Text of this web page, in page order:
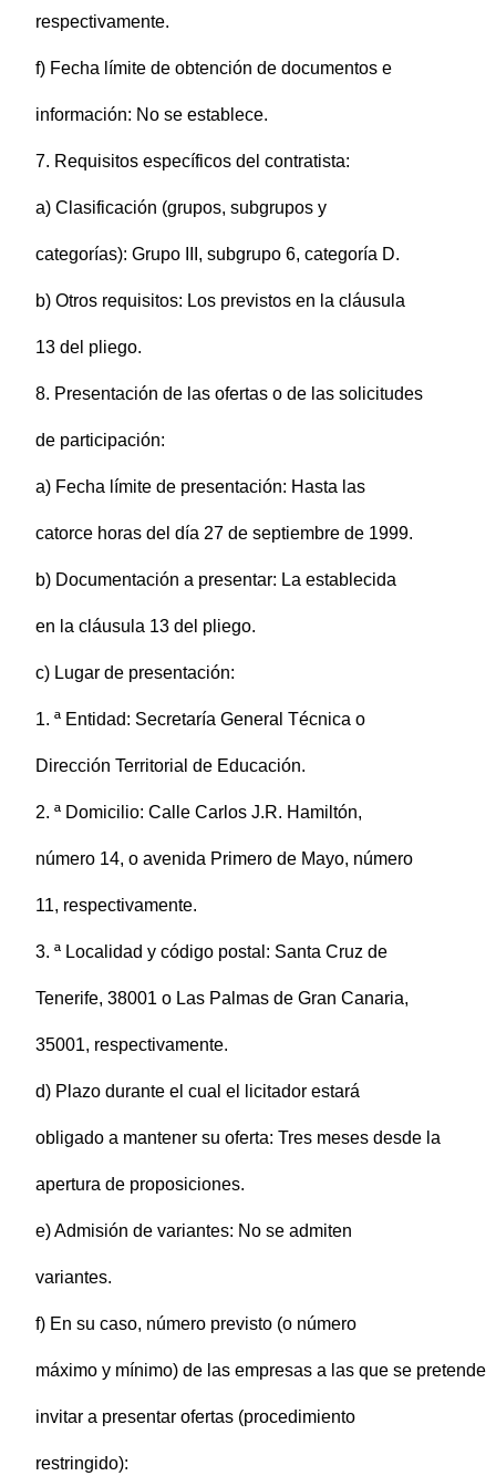
respectivamente.
f) Fecha límite de obtención de documentos e
información: No se establece.
7. Requisitos específicos del contratista:
a) Clasificación (grupos, subgrupos y
categorías): Grupo III, subgrupo 6, categoría D.
b) Otros requisitos: Los previstos en la cláusula
13 del pliego.
8. Presentación de las ofertas o de las solicitudes
de participación:
a) Fecha límite de presentación: Hasta las
catorce horas del día 27 de septiembre de 1999.
b) Documentación a presentar: La establecida
en la cláusula 13 del pliego.
c) Lugar de presentación:
1. ª Entidad: Secretaría General Técnica o
Dirección Territorial de Educación.
2. ª Domicilio: Calle Carlos J.R. Hamiltón,
número 14, o avenida Primero de Mayo, número
11, respectivamente.
3. ª Localidad y código postal: Santa Cruz de
Tenerife, 38001 o Las Palmas de Gran Canaria,
35001, respectivamente.
d) Plazo durante el cual el licitador estará
obligado a mantener su oferta: Tres meses desde la
apertura de proposiciones.
e) Admisión de variantes: No se admiten
variantes.
f) En su caso, número previsto (o número
máximo y mínimo) de las empresas a las que se pretende
invitar a presentar ofertas (procedimiento
restringido):